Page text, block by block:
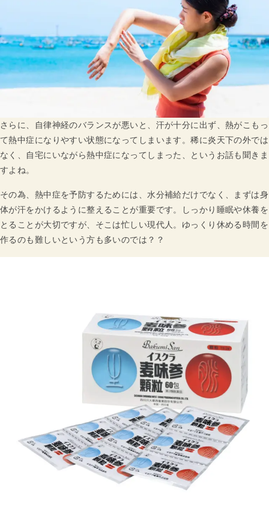
さらに、自律神経のバランスが悪いと、汗が十分に出ず、熱がこもっ
て熱中症になりやすい状態になってしまいます。稀に炎天下の外では
なく、自宅にいながら熱中症になってしまった、というお話も聞きま
すよね。
その為、熱中症を予防するためには、水分補給だけでなく、まずは身
体が汗をかけるように整えることが重要です。しっかり睡眠や休養を
とることが大切ですが、そこは忙しい現代人。ゆっくり休める時間を
作るのも難しいという方も多いのでは？？